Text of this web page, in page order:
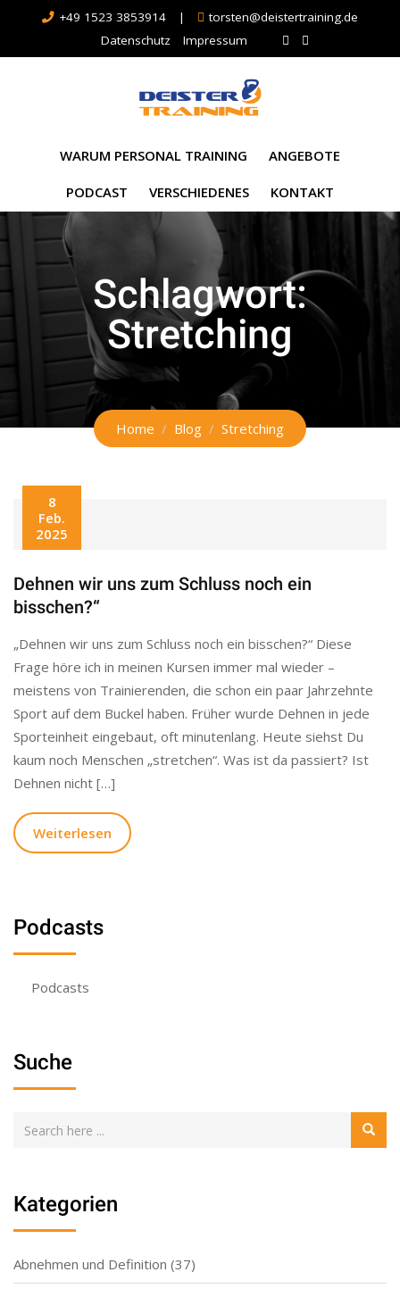
+49 1523 3853914 |
torsten@deistertraining.de
Datenschutz
Impressum
WARUM PERSONAL TRAINING ANGEBOTE
PODCAST VERSCHIEDENES KONTAKT
Schlagwort:
Stretching
Home Blog Stretching
8
Feb.
2025
Dehnen wir uns zum Schluss noch ein
bisschen?“
„Dehnen wir uns zum Schluss noch ein bisschen?“ Diese
Frage höre ich in meinen Kursen immer mal wieder –
meistens von Trainierenden, die schon ein paar Jahrzehnte
Sport auf dem Buckel haben. Früher wurde Dehnen in jede
Sporteinheit eingebaut, oft minutenlang. Heute siehst Du
kaum noch Menschen „stretchen“. Was ist da passiert? Ist
Dehnen nicht […]
Weiterlesen
Podcasts
Podcasts
Suche
Kategorien
Abnehmen und Definition (37)